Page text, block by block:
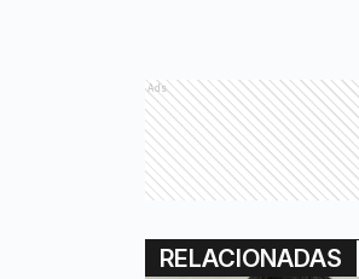
Ads
RELACIONADAS